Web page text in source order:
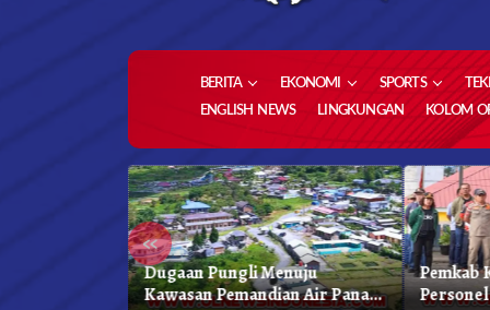
BERITA EKONOMI SPORTS
ENGLISH NEWS
LINGKUNGAN KOLOM
«
Dugaan Pungli Menuju
Kawasan Pemandian Air Panas
Pemkab